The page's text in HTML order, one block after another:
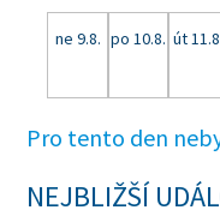
ne 9.8. po 10.8. út
Pro tento den
NEJBLIŽŠÍ